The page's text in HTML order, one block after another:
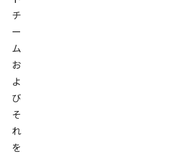
チ
ー
ム
お
よ
び
そ
れ
を